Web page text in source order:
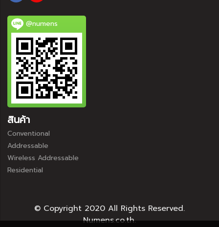
@numens
สินค้า
Conventional
Addressable
Wireless Addressable
Residential
© Copyright 2020 All Rights Reserved.
Numens.co.th.